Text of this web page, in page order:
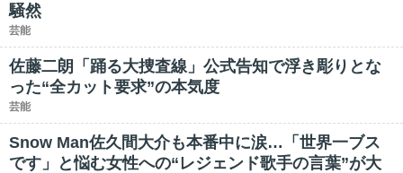
騒然
芸能
佐藤二朗「踊る大捜査線」公式告知で浮き彫りとな
った“全カット要求”の本気度
芸能
Snow Man佐久間大介も本番中に涙…「世界一ブス
です」と悩む女性への“レジェンド歌手の言葉”が大